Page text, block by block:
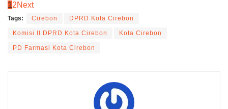
12Next
Tags: Cirebon DPRD Kota Cirebon
Komisi II DPRD Kota Cirebon Kota Cirebon
PD Farmasi Kota Cirebon